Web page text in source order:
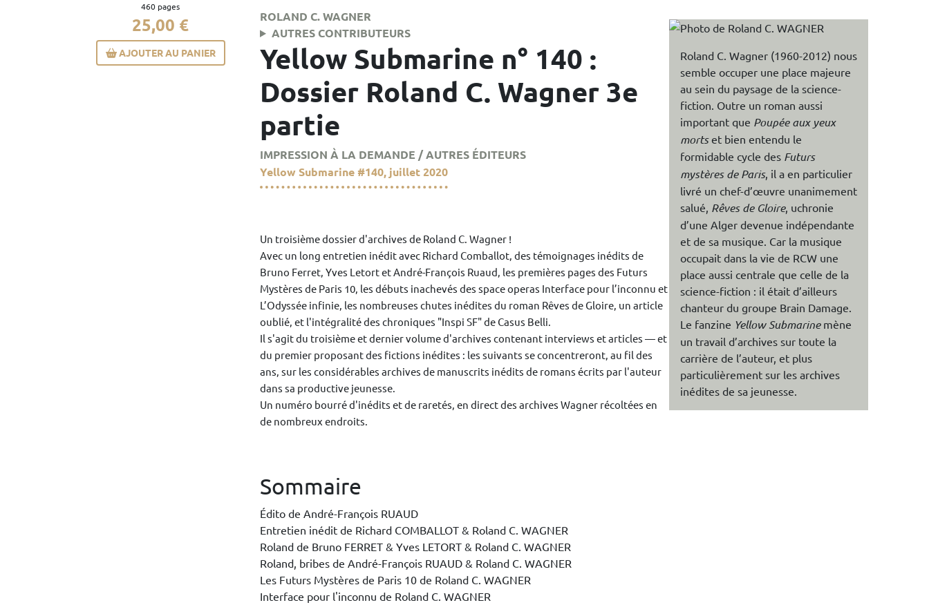
460 pages
25,00 €
AJOUTER AU PANIER
ROLAND C. WAGNER
AUTRES CONTRIBUTEURS
Yellow Submarine n° 140 :
Dossier Roland C. Wagner 3e
partie
IMPRESSION À LA DEMANDE / AUTRES ÉDITEURS
Yellow Submarine #140, juillet 2020
Un troisième dossier d'archives de Roland C. Wagner !
Avec un long entretien inédit avec Richard Comballot, des témoignages inédits de
Bruno Ferret, Yves Letort et André-François Ruaud, les premières pages des Futurs
Mystères de Paris 10, les débuts inachevés des space operas Interface pour l’inconnu et
L’Odyssée infinie, les nombreuses chutes inédites du roman Rêves de Gloire, un article
oublié, et l'intégralité des chroniques "Inspi SF" de Casus Belli.
Il s'agit du troisième et dernier volume d'archives contenant interviews et articles — et
du premier proposant des fictions inédites : les suivants se concentreront, au fil des
ans, sur les considérables archives de manuscrits inédits de romans écrits par l'auteur
dans sa productive jeunesse.
Un numéro bourré d'inédits et de raretés, en direct des archives Wagner récoltées en
de nombreux endroits.
Sommaire
Édito de André-François RUAUD
Entretien inédit de Richard COMBALLOT & Roland C. WAGNER
Roland de Bruno FERRET & Yves LETORT & Roland C. WAGNER
Roland, bribes de André-François RUAUD & Roland C. WAGNER
Les Futurs Mystères de Paris 10 de Roland C. WAGNER
Interface pour l'inconnu de Roland C. WAGNER
Roland C. Wagner (1960-2012) nous
semble occuper une place majeure
au sein du paysage de la science-
fiction. Outre un roman aussi
important que Poupée aux yeux
mortset bien entendu le
formidable cycle des Futurs
mystères de Paris, il a en particulier
livré un chef-d’œuvre unanimement
salué, Rêves de Gloire, uchronie
d’une Alger devenue indépendante
et de sa musique. Car la musique
occupait dans la vie de RCW une
place aussi centrale que celle de la
science-fiction : il était d’ailleurs
chanteur du groupe Brain Damage.
Le fanzine Yellow Submarinemène
un travail d’archives sur toute la
carrière de l’auteur, et plus
particulièrement sur les archives
inédites de sa jeunesse.